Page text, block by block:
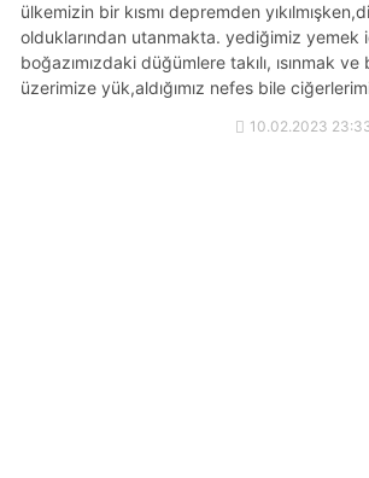
ülkemizin bir kısmı depremden
olduklarından utanmakta. yediğimiz yemek
boğazımızdaki düğümlere takılı, ısınmak
üzerimize yük,aldığımız nefes bile
10.02.2023